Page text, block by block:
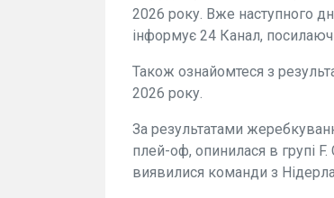
2026 року. Вже наступного
інформує 24 Канал,
Також ознайомтеся з
2026 року.
За результатами
плей-оф, опинилася в групі F.
виявилися команди з